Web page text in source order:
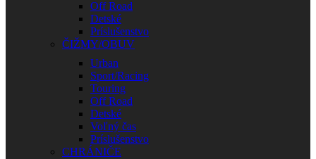
Off Road
Detské
Príslušenstvo
ČIŽMY/OBUV
Urban
Sport/Racing
Touring
Off Road
Detské
Voľný čas
Príslušenstvo
CHRÁNIČE